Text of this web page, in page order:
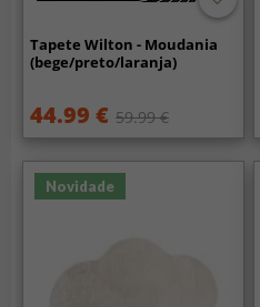
Tapete Wilton - Moudania
(bege/preto/laranja)
44.99 € 59.99 €
Novidade